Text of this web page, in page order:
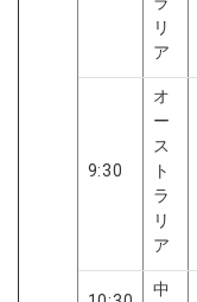
リ
ア
9:30
オ
ー
ス
ト
ラ
リ
ア
中